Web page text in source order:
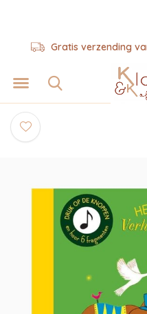
Gratis verzending